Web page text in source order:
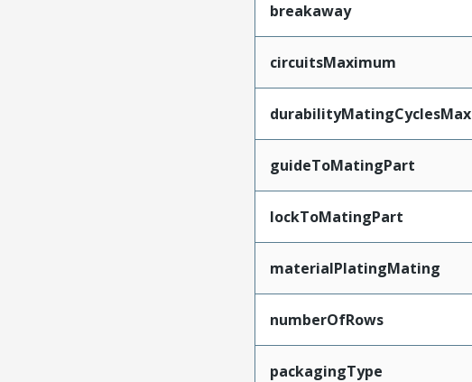
breakaway
circuitsMaximum
durabilityMatingCyclesMax
guideToMatingPart
lockToMatingPart
materialPlatingMating
numberOfRows
packagingType